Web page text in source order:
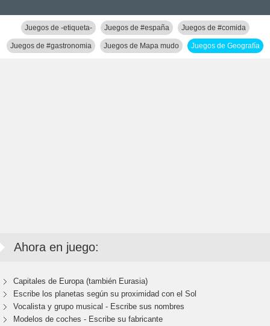
Juegos de -etiqueta- Juegos de #españa Juegos de #comida
Juegos de #gastronomia Juegos de Mapa mudo Juegos de Geografía
Ahora en juego:
Capitales de Europa (también Eurasia)
Escribe los planetas según su proximidad con el Sol
Vocalista y grupo musical - Escribe sus nombres
Modelos de coches - Escribe su fabricante